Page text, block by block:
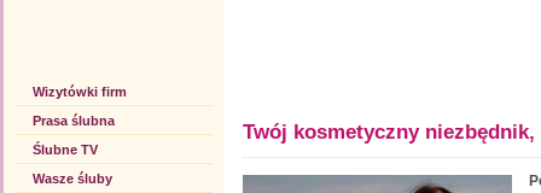
Wizytówki firm
Prasa ślubna
Ślubne TV
Wasze śluby
Twój kosmetyczny